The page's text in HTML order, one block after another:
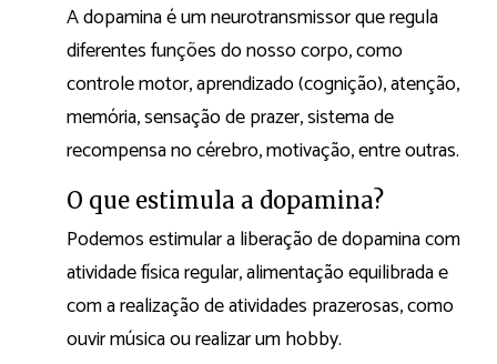
A dopamina é um neurotransmissor que regula
diferentes funções do nosso corpo, como
controle motor, aprendizado (cognição), atenção,
memória, sensação de prazer, sistema de
recompensa no cérebro, motivação, entre outras.
O que estimula a dopamina?
Podemos estimular a liberação de dopamina com
atividade física regular, alimentação equilibrada e
com a realização de atividades prazerosas, como
ouvir música ou realizar um hobby.